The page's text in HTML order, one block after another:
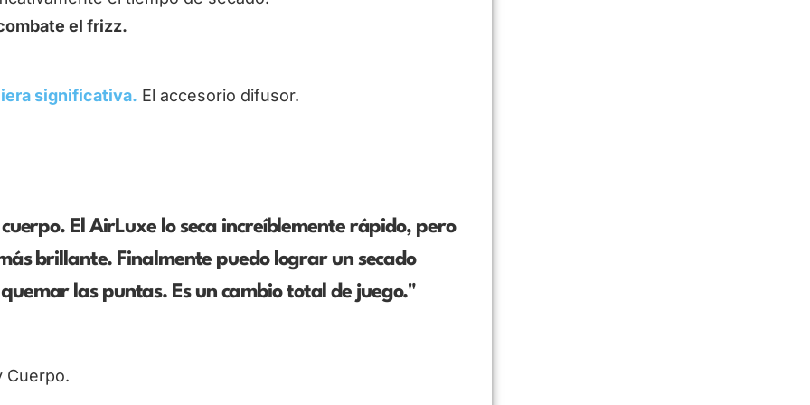
el frizz.
significativa. El accesorio difusor.
El AirLuxe lo seca increíblemente rápido, pero
brillante. Finalmente puedo lograr un secado
las puntas. Es un cambio total de juego."
Cuerpo.